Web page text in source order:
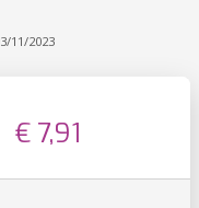
11/2023
€ 7,91